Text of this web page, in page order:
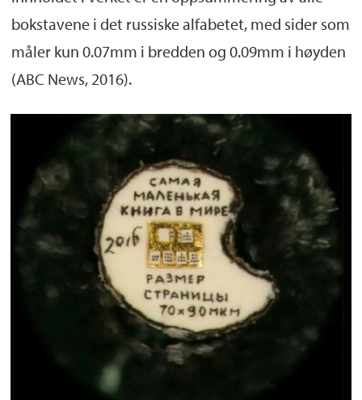
bokstavene i det russiske alfabetet, med sider som
måler kun 0.07mm i bredden og 0.09mm i høyden
(ABC News, 2016).